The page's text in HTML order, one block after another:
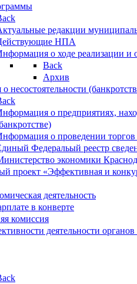
редакции
НПА
о ходе реализации
Back
Архив
несостоятельности
о предприятиях,
о проведении
Федеральый реестр
экономики
проект «Эффективная и
деятельность
в конверте
комиссия
деятельности